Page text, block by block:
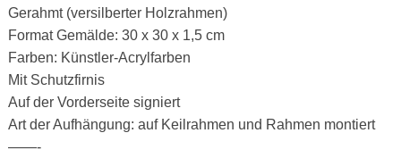
Gerahmt (versilberter Holzrahmen)
Format Gemälde: 30 x 30 x 1,5 cm
Farben: Künstler-Acrylfarben
Mit Schutzfirnis
Auf der Vorderseite signiert
Art der Aufhängung: auf Keilrahmen und Rahmen montiert
——-